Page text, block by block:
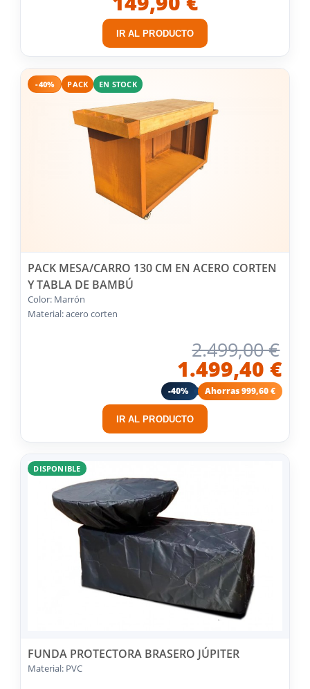
IR AL PRODUCTO
-40% PACK EN STOCK
PACK MESA/CARRO 130 CM EN ACERO CORTEN
Y TABLA DE BAMBÚ
Color: Marrón
Material: acero corten
2.499,00 €
1.499,40 €
-40% Ahorras 999,60 €
IR AL PRODUCTO
DISPONIBLE
FUNDA PROTECTORA BRASERO JÚPITER
Material: PVC